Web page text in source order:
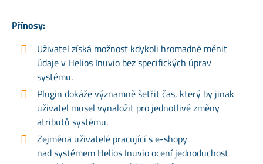
Přínosy:
Uživatel získá možnost kdykoli hromadně měnit
údaje v Helios Inuvio bez specifických úprav
systému.
Plugin dokáže významně šetřit čas, který by jinak
uživatel musel vynaložit pro jednotlivé změny
atributů systému.
Zejména uživatelé pracující s e-shopy
nad systémem Helios Inuvio ocení jednoduchost